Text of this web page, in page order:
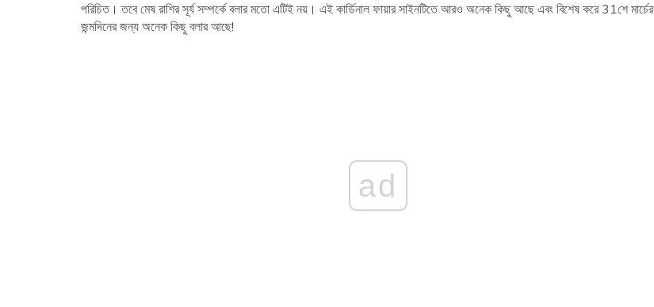
পরিচিত। তবে মেষ রাশির সূর্য সম্পর্কে বলার মতো এটিই নয়। এই কার্ডিনাল ফায়ার সাইনটিতে আরও অনেক কিছু আছে এবং বিশেষ করে 31শে মার্চের
জন্মদিনের জন্য অনেক কিছু বলার আছে!
ad